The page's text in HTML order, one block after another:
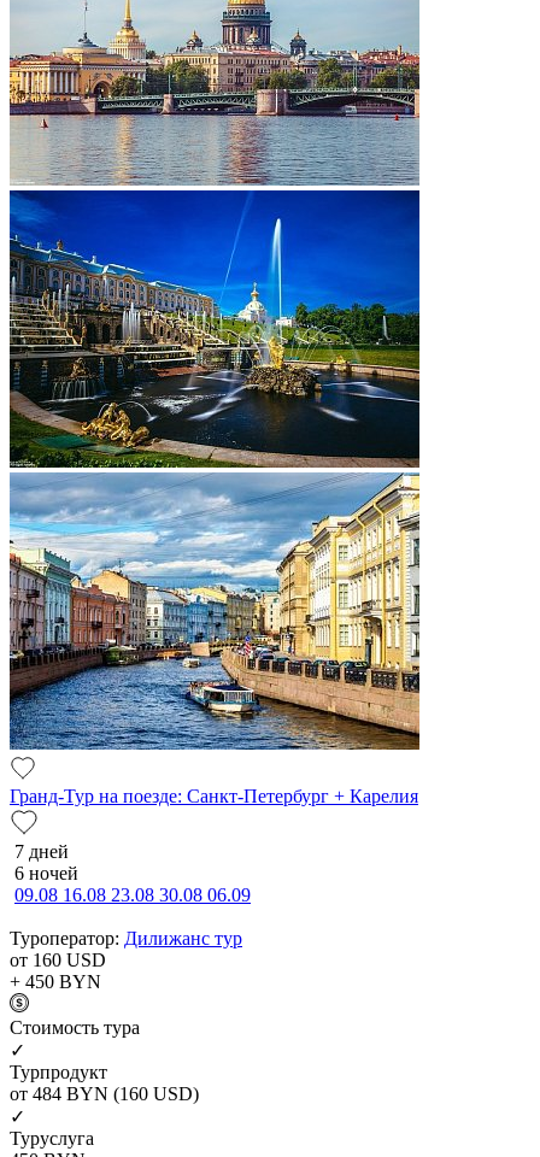
Гранд-Тур на поезде: Санкт-Петербург + Карелия
7 дней
6 ночей
09.08 16.08 23.08 30.08 06.09
Туроператор: Дилижанс тур
от 160 USD
+ 450 BYN
Cтоимость тура
✓
Турпродукт
от 484 BYN (160 USD)
✓
Туруслуга